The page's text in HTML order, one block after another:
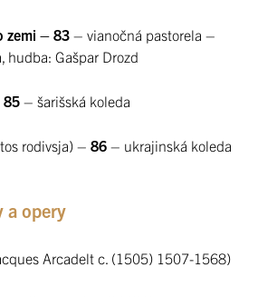
zemi – 83 – vianočná pastorela –
hudba: Gašpar Drozd
85 – šarišská koleda
rodivsja) – 86 – ukrajinská koleda
a opery
Arcadelt c. (1505) 1507-1568)